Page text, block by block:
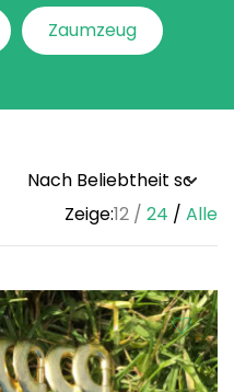
Zaumzeug
Zeige:12 24 Alle